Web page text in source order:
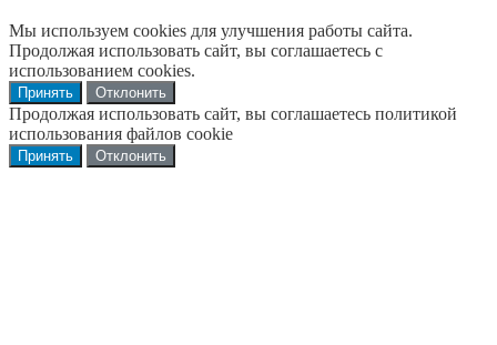
Мы используем cookies для улучшения работы сайта.
Продолжая использовать сайт, вы соглашаетесь с
использованием cookies.
Принять Отклонить
Продолжая использовать сайт, вы соглашаетесь политикой
использования файлов cookie
Принять Отклонить